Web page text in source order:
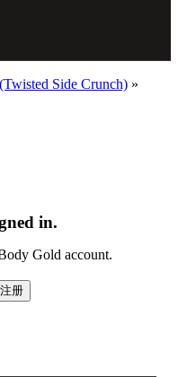
Side Crunch) »
in.
Gold account.